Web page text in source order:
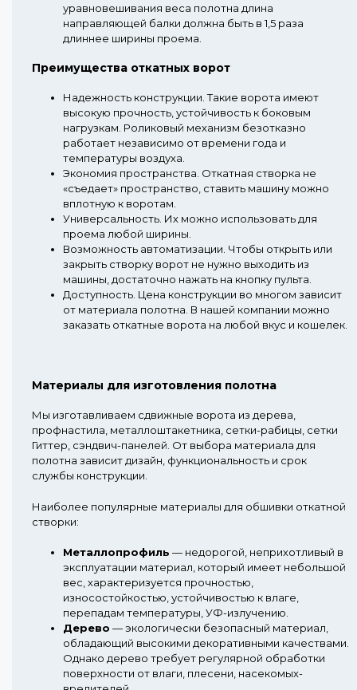
уравновешивания веса полотна длина
направляющей балки должна быть в 1,5 раза
длиннее ширины проема.
Преимущества откатных ворот
Надежность конструкции. Такие ворота имеют
высокую прочность, устойчивость к боковым
нагрузкам. Роликовый механизм безотказно
работает независимо от времени года и
температуры воздуха.
Экономия пространства. Откатная створка не
«съедает» пространство, ставить машину можно
вплотную к воротам.
Универсальность. Их можно использовать для
проема любой ширины.
Возможность автоматизации. Чтобы открыть или
закрыть створку ворот не нужно выходить из
машины, достаточно нажать на кнопку пульта.
Доступность. Цена конструкции во многом зависит
от материала полотна. В нашей компании можно
заказать откатные ворота на любой вкус и кошелек.
Материалы для изготовления полотна
Мы изготавливаем сдвижные ворота из дерева,
профнастила, металлоштакетника, сетки-рабицы, сетки
Гиттер, сэндвич-панелей. От выбора материала для
полотна зависит дизайн, функциональность и срок
службы конструкции.
Наиболее популярные материалы для обшивки откатной
створки:
Металлопрофиль — недорогой, неприхотливый в
эксплуатации материал, который имеет небольшой
вес, характеризуется прочностью,
износостойкостью, устойчивостью к влаге,
перепадам температуры, УФ-излучению.
Дерево — экологически безопасный материал,
обладающий высокими декоративными качествами.
Однако дерево требует регулярной обработки
поверхности от влаги, плесени, насекомых-